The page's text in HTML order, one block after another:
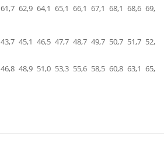
61,7 62,9 64,1 65,1 66,1 67,1 68,1 68,6 69,1
43,7 45,1 46,5 47,7 48,7 49,7 50,7 51,7 52,7
46,8 48,9 51,0 53,3 55,6 58,5 60,8 63,1 65,4